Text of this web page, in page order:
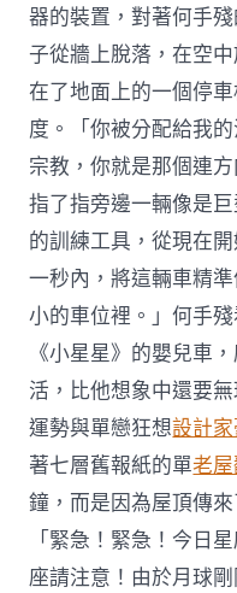
器的裝置，對著何手
子從牆上脫落，在空
在了地面上的一個停
度。「你被分配給我
宗教，你就是那個連
指了指旁邊一輛像是
的訓練工具，從現在
一秒內，將這輛車精
小的車位裡。」何手
《小星星》的嬰兒車
活，比他想象中還要
運勢與單戀狂想設計
著七層舊報紙的單老
鐘，而是因為屋頂傳
「緊急！緊急！今日
座請注意！由於月球